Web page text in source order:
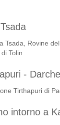
Tsada, Rovine
Tolin
-
Tirthapuri di
intorno a